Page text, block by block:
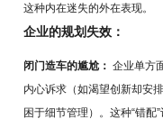
这种内在迷失的外在表现。
企业的规划失效：
闭门造车的尴尬： 企业单方
内心诉求（如渴望创新却安
困于细节管理）。这种“错配